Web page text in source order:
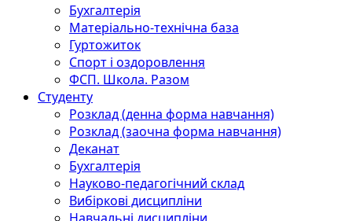
Бухгалтерія
Матеріально-технічна база
Гуртожиток
Спорт і оздоровлення
ФСП. Школа. Разом
Студенту
Розклад (денна форма навчання)
Розклад (заочна форма навчання)
Деканат
Бухгалтерія
Науково-педагогічний склад
Вибіркові дисципліни